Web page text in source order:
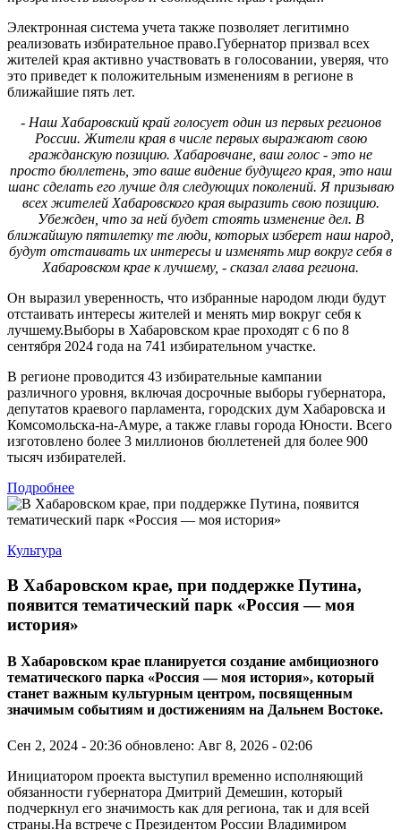
Электронная система учета также позволяет легитимно
реализовать избирательное право.Губернатор призвал всех
жителей края активно участвовать в голосовании, уверяя, что
это приведет к положительным изменениям в регионе в
ближайшие пять лет.
- Наш Хабаровский край голосует один из первых регионов
России. Жители края в числе первых выражают свою
гражданскую позицию. Хабаровчане, ваш голос - это не
просто бюллетень, это ваше видение будущего края, это наш
шанс сделать его лучше для следующих поколений. Я призываю
всех жителей Хабаровского края выразить свою позицию.
Убежден, что за ней будет стоять изменение дел. В
ближайшую пятилетку те люди, которых изберет наш народ,
будут отстаивать их интересы и изменять мир вокруг себя в
Хабаровском крае к лучшему, - сказал глава региона.
Он выразил уверенность, что избранные народом люди будут
отстаивать интересы жителей и менять мир вокруг себя к
лучшему.Выборы в Хабаровском крае проходят с 6 по 8
сентября 2024 года на 741 избирательном участке.
В регионе проводится 43 избирательные кампании
различного уровня, включая досрочные выборы губернатора,
депутатов краевого парламента, городских дум Хабаровска и
Комсомольска-на-Амуре, а также главы города Юности. Всего
изготовлено более 3 миллионов бюллетеней для более 900
тысяч избирателей.
Подробнее
Культура
В Хабаровском крае, при поддержке Путина,
появится тематический парк «Россия — моя
история»
В Хабаровском крае планируется создание амбициозного
тематического парка «Россия — моя история», который
станет важным культурным центром, посвященным
значимым событиям и достижениям на Дальнем Востоке.
Сен 2, 2024 - 20:36 обновлено: Авг 8, 2026 - 02:06
Инициатором проекта выступил временно исполняющий
обязанности губернатора Дмитрий Демешин, который
подчеркнул его значимость как для региона, так и для всей
страны.На встрече с Президентом России Владимиром